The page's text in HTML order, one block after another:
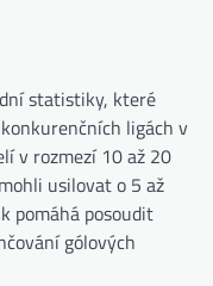
statistiky, které
ligách v
v rozmezí 10 až 20
usilovat o 5 až
pomáhá posoudit
gólových